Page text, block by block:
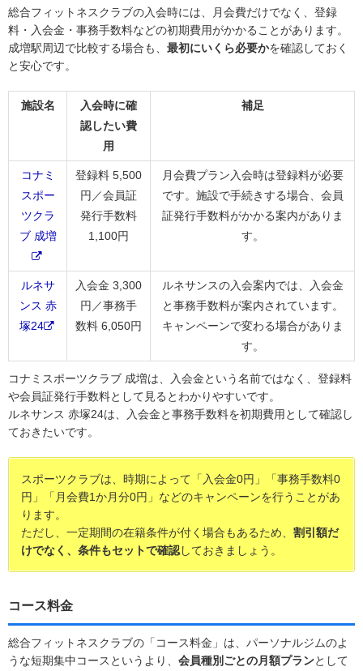
総合フィットネスクラブの入会時には、月会費だけでなく、登録
料・入会金・事務手数料などの初期費用がかかることがあります。
成増駅周辺で比較する場合も、 最初にいくら必要かを確認しておく
と安心です。
施設名
入会時に確
認したい費
用
補足
コナミ
スポー
ツクラ
ブ 成増
登録料 5,500
円／会員証
発行手数料
1,100円
月会費プラン入会時は登録料が必要
です。施設で手続きする場合、会員
証発行手数料がかかる案内がありま
す。
ルネサ
ンス 赤
塚24
入会金 3,300
円／事務手
数料 6,050円
ルネサンスの入会案内では、入会金
と事務手数料が案内されています。
キャンペーンで変わる場合がありま
す。
コナミスポーツクラブ 成増は、入会金という名前ではなく、登録料
や会員証発行手数料として見るとわかりやすいです。
ルネサンス 赤塚24は、入会金と事務手数料を初期費用として確認し
ておきたいです。
スポーツクラブは、時期によって「入会金0円」「事務手数料0
円」「月会費1か月分0円」などのキャンペーンを行うことがあ
ります。
ただし、一定期間の在籍条件が付く場合もあるため、 割引額だ
けでなく、条件もセットで確認しておきましょう。
コース料金
総合フィットネスクラブの「コース料金」は、パーソナルジムのよ
うな短期集中コースというより、 会員種別ごとの月額プランとして